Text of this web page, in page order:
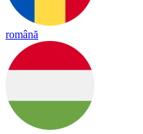
română